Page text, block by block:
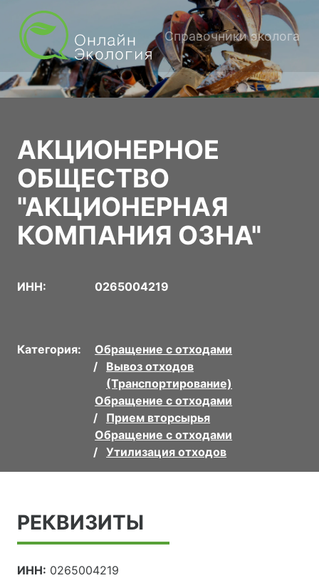
Справочники эколога
АКЦИОНЕРНОЕ
ОБЩЕСТВО
"АКЦИОНЕРНАЯ
КОМПАНИЯ ОЗНА"
ИНН: 0265004219
Категория:
Обращение с отходами
Вывоз отходов
(Транспортирование)
Обращение с отходами
Прием вторсырья
Обращение с отходами
Утилизация отходов
РЕКВИЗИТЫ
ИНН: 0265004219